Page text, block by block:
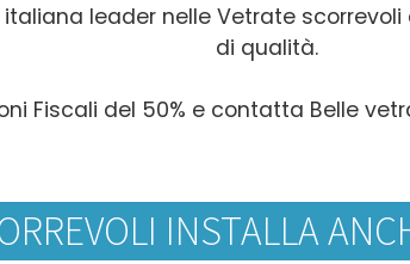
italiana leader nelle Vetrate
di qualità.
Fiscali del 50% e contatta Belle
INSTALLA